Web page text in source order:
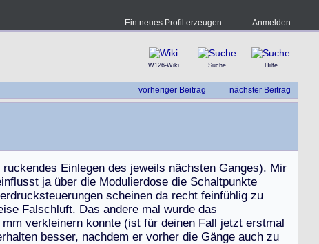
Ein neues Profil erzeugen Anmelden
W126-Wiki Suche Hilfe
vorheriger Beitrag nächster Beitrag
ruckendes Einlegen des jeweils nächsten Ganges). Mir
influsst ja über die Modulierdose die Schaltpunkte
erdrucksteuerungen scheinen da recht feinfühlig zu
ise Falschluft. Das andere mal wurde das
mm verkleinern konnte (ist für deinen Fall jetzt erstmal
rhalten besser, nachdem er vorher die Gänge auch zu